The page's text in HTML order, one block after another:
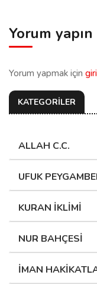
Yorum yapın
Yorum yapmak için
KATEGORİLER
ALLAH C.C.
UFUK
KURAN İKLİMİ
NUR BAHÇESİ
İMAN